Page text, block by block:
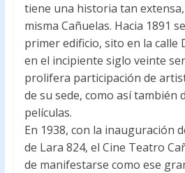
tiene una historia tan extensa,
misma Cañuelas. Hacia 1891
primer edificio, sito en la calle
en el incipiente siglo veinte
prolifera participación de
de su sede, como así también
películas.
En 1938, con la inauguración
de Lara 824, el Cine Teatro
de manifestarse como ese